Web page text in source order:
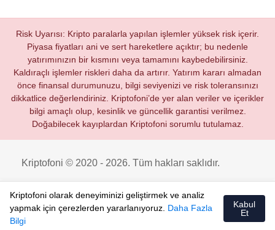
Risk Uyarısı: Kripto paralarla yapılan işlemler yüksek risk içerir.
Piyasa fiyatları ani ve sert hareketlere açıktır; bu nedenle
yatırımınızın bir kısmını veya tamamını kaybedebilirsiniz.
Kaldıraçlı işlemler riskleri daha da artırır. Yatırım kararı almadan
önce finansal durumunuzu, bilgi seviyenizi ve risk toleransınızı
dikkatlice değerlendiriniz. Kriptofoni’de yer alan veriler ve içerikler
bilgi amaçlı olup, kesinlik ve güncellik garantisi verilmez.
Doğabilecek kayıplardan Kriptofoni sorumlu tutulamaz.
Kriptofoni © 2020 - 2026. Tüm hakları saklıdır.
Kriptofoni olarak deneyiminizi geliştirmek ve analiz
yapmak için çerezlerden yararlanıyoruz. Daha Fazla
Bilgi
Kabul
Et